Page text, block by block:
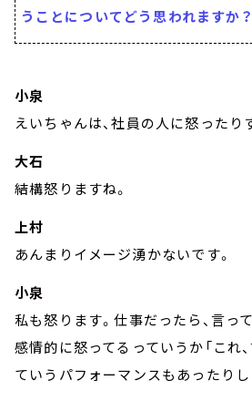
うことについてどう思われますか？
小泉
えいちゃんは、社員の人に怒ったり
大石
結構怒りますね。
上村
あんまりイメージ湧かないです。
小泉
私も怒ります。仕事だったら、言っ
感情的に怒ってるっていうか「これ
ていうパフォーマンスもあったりし